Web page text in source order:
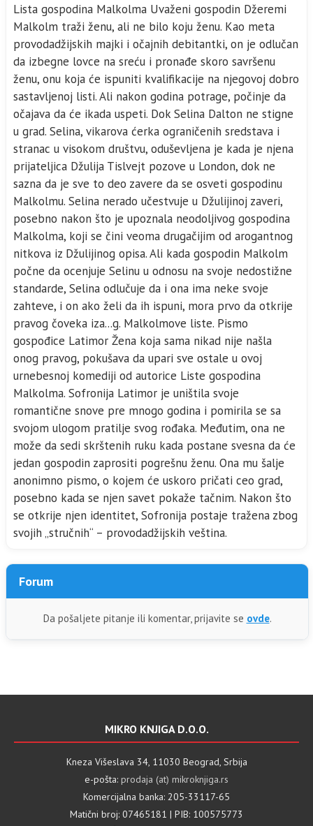
Lista gospodina Malkolma Uvaženi gospodin Džeremi
Malkolm traži ženu, ali ne bilo koju ženu. Kao meta
provodadžijskih majki i očajnih debitantki, on je odlučan
da izbegne lovce na sreću i pronađe skoro savršenu
ženu, onu koja će ispuniti kvalifikacije na njegovoj dobro
sastavljenoj listi. Ali nakon godina potrage, počinje da
očajava da će ikada uspeti. Dok Selina Dalton ne stigne
u grad. Selina, vikarova ćerka ograničenih sredstava i
stranac u visokom društvu, oduševljena je kada je njena
prijateljica Džulija Tislvejt pozove u London, dok ne
sazna da je sve to deo zavere da se osveti gospodinu
Malkolmu. Selina nerado učestvuje u Džulijinoj zaveri,
posebno nakon što je upoznala neodoljivog gospodina
Malkolma, koji se čini veoma drugačijim od arogantnog
nitkova iz Džulijinog opisa. Ali kada gospodin Malkolm
počne da ocenjuje Selinu u odnosu na svoje nedostižne
standarde, Selina odlučuje da i ona ima neke svoje
zahteve, i on ako želi da ih ispuni, mora prvo da otkrije
pravog čoveka iza...g. Malkolmove liste. Pismo
gospođice Latimor Žena koja sama nikad nije našla
onog pravog, pokušava da upari sve ostale u ovoj
urnebesnoj komediji od autorice Liste gospodina
Malkolma. Sofronija Latimor je uništila svoje
romantične snove pre mnogo godina i pomirila se sa
svojom ulogom pratilje svog rođaka. Međutim, ona ne
može da sedi skrštenih ruku kada postane svesna da će
jedan gospodin zaprositi pogrešnu ženu. Ona mu šalje
anonimno pismo, o kojem će uskoro pričati ceo grad,
posebno kada se njen savet pokaže tačnim. Nakon što
se otkrije njen identitet, Sofronija postaje tražena zbog
svojih „stručnih“ – provodadžijskih veština.
Forum
Da pošaljete pitanje ili komentar, prijavite se ovde.
MIKRO KNJIGA D.O.O.
Kneza Višeslava 34, 11030 Beograd, Srbija
e-pošta: prodaja (at) mikroknjiga.rs
Komercijalna banka: 205-33117-65
Matični broj: 07465181 | PIB: 100575773